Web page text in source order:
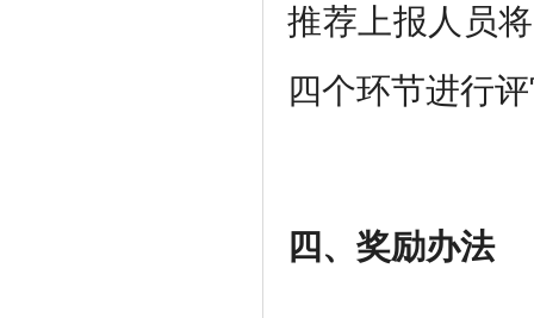
推荐上报人员
四个环节进行
四、奖励办法